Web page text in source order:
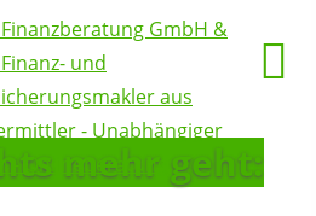
mehr geht: